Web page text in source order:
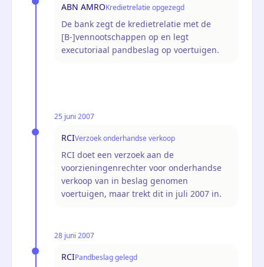
ABN AMROKredietrelatie opgezegd
De bank zegt de kredietrelatie met de
[B-]vennootschappen op en legt
executoriaal pandbeslag op voertuigen.
25 juni 2007
RCIVerzoek onderhandse verkoop
RCI doet een verzoek aan de
voorzieningenrechter voor onderhandse
verkoop van in beslag genomen
voertuigen, maar trekt dit in juli 2007 in.
28 juni 2007
RCIPandbeslag gelegd